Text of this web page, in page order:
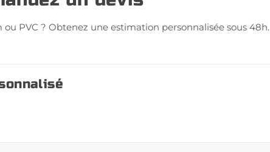
PVC ? Obtenez une estimation personnalisée sous 48h.